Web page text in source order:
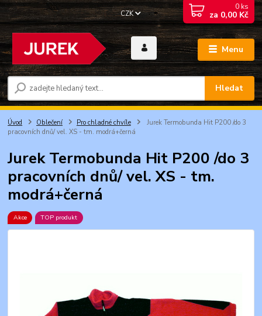
Menu
CZK
Hledat
0 ks
za 0,00 Kč
Úvod Oblečení Pro chladné chvíle
Jurek Termobunda Hit P200 /do 3
pracovních dnů/ vel. XS - tm. modrá+černá
Jurek Termobunda Hit P200 /do 3
pracovních dnů/ vel. XS - tm.
modrá+černá
Akce TOP produkt